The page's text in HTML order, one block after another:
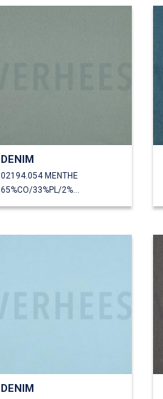
DENIM
02194.054 MENTHE
DENIM